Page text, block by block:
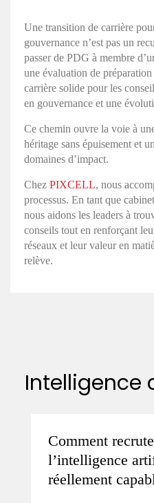
Une transition de carrière
gouvernance n’est pas un
passer de PDG à membre
une évaluation de
carrière solide pour les
en gouvernance et une
Ce chemin ouvre la voie à
héritage sans épuisement et
domaines d’impact.
Chez PIXCELL, nous
processus. En tant que
nous aidons les leaders à
conseils tout en renforçant
réseaux et leur valeur en
relève.
Intelligence
Comment
l’intelligence
réellement